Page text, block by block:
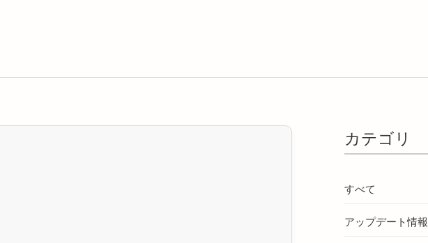
カテゴリ
すべて
アップデート情報